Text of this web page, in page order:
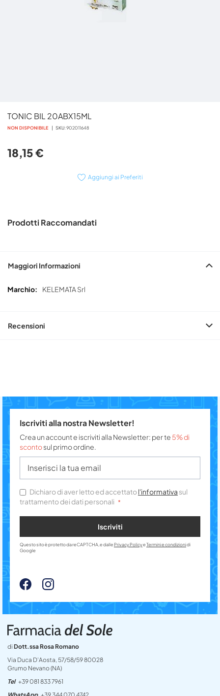
TONIC BIL 20ABX15ML
NON DISPONIBILE SKU 902011648
18,15 €
Aggiungi ai Preferiti
all'inizio
della
immagini
Prodotti Raccomandati
Maggiori Informazioni
Maggiori
KELEMATA Srl
Recensioni
di Dott.ssa Rosa Romano
Via Duca D’Aosta, 57/58/59 80028
Grumo Nevano (NA)
Tel +39 081 833 7961
Iscriviti alla nostra Newsletter!
Crea un account e iscriviti alla Newsletter: per te 5% di
scontosul primo ordine.
Dichiaro di aver letto ed accettatol'informativa sul
trattamento dei dati personali
Iscriviti
Questo sito è protetto da reCAPTCHA, e dalle Privacy PolicyeTermini e condizionidi
Google